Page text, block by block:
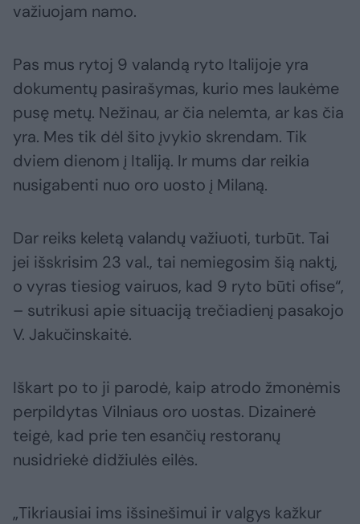
važiuojam namo.
Pas mus rytoj 9 valandą ryto Italijoje yra
dokumentų pasirašymas, kurio mes laukėme
pusę metų. Nežinau, ar čia nelemta, ar kas čia
yra. Mes tik dėl šito įvykio skrendam. Tik
dviem dienom į Italiją. Ir mums dar reikia
nusigabenti nuo oro uosto į Milaną.
Dar reiks keletą valandų važiuoti, turbūt. Tai
jei išskrisim 23 val., tai nemiegosim šią naktį,
o vyras tiesiog vairuos, kad 9 ryto būti ofise“,
– sutrikusi apie situaciją trečiadienį pasakojo
V. Jakučinskaitė.
Iškart po to ji parodė, kaip atrodo žmonėmis
perpildytas Vilniaus oro uostas. Dizainerė
teigė, kad prie ten esančių restoranų
nusidriekė didžiulės eilės.
„Tikriausiai ims išsinešimui ir valgys kažkur